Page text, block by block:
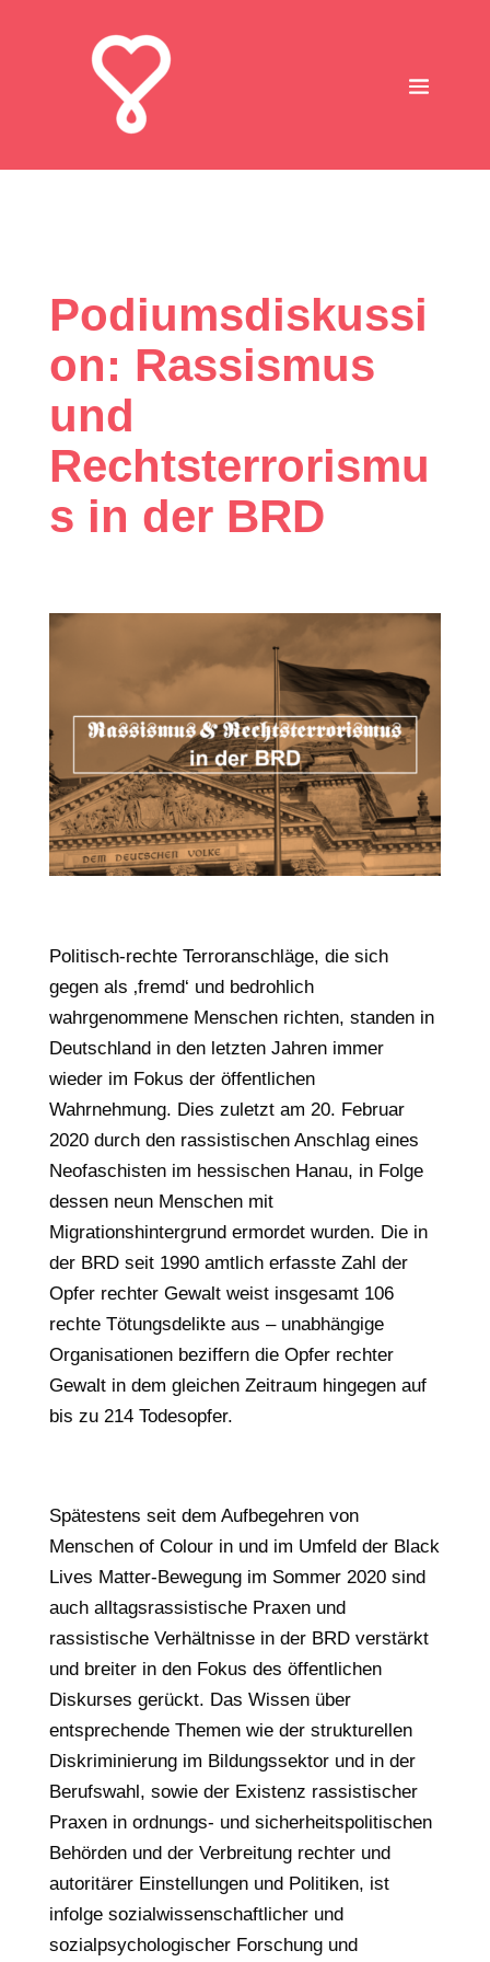
Podiumsdiskussi
on: Rassismus
und
Rechtsterrorismu
s in der BRD
Politisch-rechte Terroranschläge, die sich
gegen als ‚fremd‘ und bedrohlich
wahrgenommene Menschen richten, standen in
Deutschland in den letzten Jahren immer
wieder im Fokus der öffentlichen
Wahrnehmung. Dies zuletzt am 20. Februar
2020 durch den rassistischen Anschlag eines
Neofaschisten im hessischen Hanau, in Folge
dessen neun Menschen mit
Migrationshintergrund ermordet wurden. Die in
der BRD seit 1990 amtlich erfasste Zahl der
Opfer rechter Gewalt weist insgesamt 106
rechte Tötungsdelikte aus – unabhängige
Organisationen beziffern die Opfer rechter
Gewalt in dem gleichen Zeitraum hingegen auf
bis zu 214 Todesopfer.
Spätestens seit dem Aufbegehren von
Menschen of Colour in und im Umfeld der Black
Lives Matter-Bewegung im Sommer 2020 sind
auch alltagsrassistische Praxen und
rassistische Verhältnisse in der BRD verstärkt
und breiter in den Fokus des öffentlichen
Diskurses gerückt. Das Wissen über
entsprechende Themen wie der strukturellen
Diskriminierung im Bildungssektor und in der
Berufswahl, sowie der Existenz rassistischer
Praxen in ordnungs- und sicherheitspolitischen
Behörden und der Verbreitung rechter und
autoritärer Einstellungen und Politiken, ist
infolge sozialwissenschaftlicher und
sozialpsychologischer Forschung und